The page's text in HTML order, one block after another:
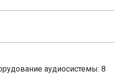
аудиосистемы: 8